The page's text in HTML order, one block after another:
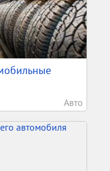
Авто